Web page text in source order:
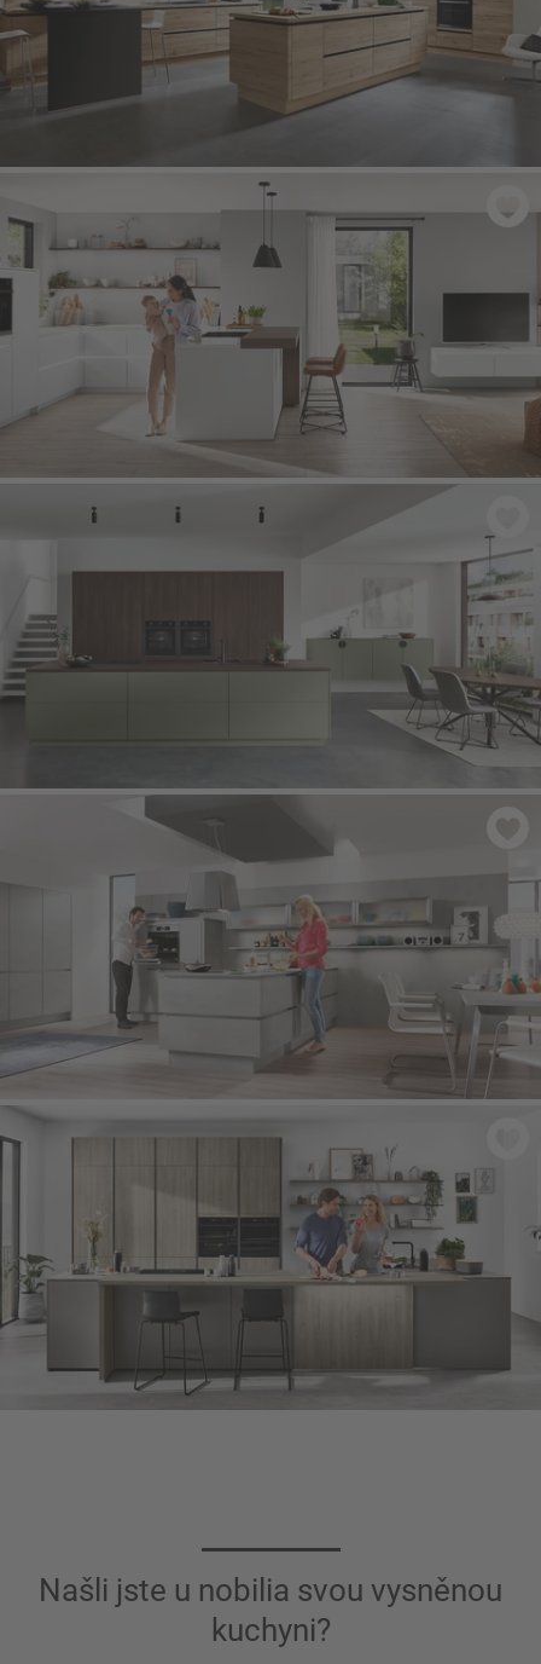
SENSO 490 - Alpská bílá prémiová matná
STRUCTURA 407
RIVA 892 - Beton šedý imitace
Našli jste u nobilia svou vysněnou
kuchyni?